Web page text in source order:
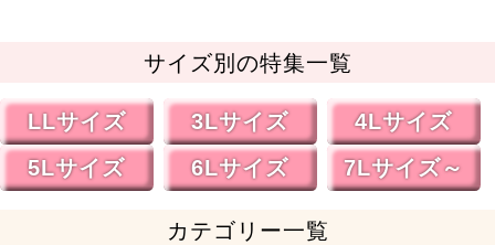
サイズ別の特集一覧
LLサイズ 3Lサイズ
4Lサイズ
5Lサイズ
6Lサイズ 7Lサイズ～
カテゴリー一覧